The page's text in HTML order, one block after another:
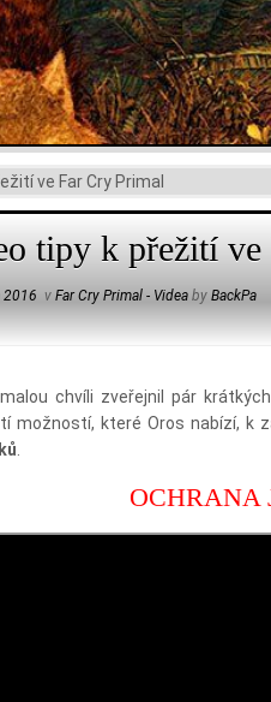
ve Far Cry Primal
tipy k přežití
2016 v Far Cry Primal - Videa by BackPa
chvíli zveřejnil pár
možností, které Oros nabízí, k
OCHRANA